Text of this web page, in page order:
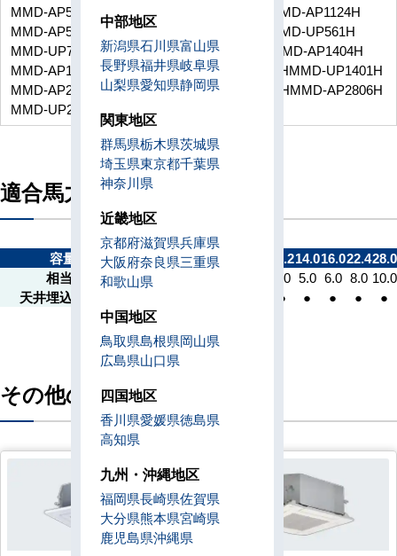
MMD-AP564H MMD-AP714H
MMD-AP1124H
MMD-AP566H
MMD-AP716H
MMD-UP561H
MMD-UP711H
MMD-UP801HMMD-UP901H
MMD-AP1404H
MMD-AP1126HMMD-AP1406HMMD-UP1121HMMD-UP1401H
MMD-AP2244HMMD-AP2804HMMD-AP2246HMMD-AP2806H
MMD-UP2241HMMD-UP2801H
適合馬力
容量kW 4.5 5.6 7.1 11.214.016.022.428.0
相当馬力
1.7 4.0 5.0 6.0 8.0 10.0
天井埋込形ダクト
● ● ● ● ●
その他の機種
中部地区
新潟県石川県富山県
長野県福井県岐阜県
山梨県愛知県静岡県
関東地区
群馬県栃木県茨城県
埼玉県東京都千葉県
神奈川県
近畿地区
京都府滋賀県兵庫県
大阪府奈良県三重県
和歌山県
中国地区
鳥取県島根県岡山県
広島県山口県
四国地区
香川県愛媛県徳島県
高知県
九州・沖縄地区
福岡県長崎県佐賀県
大分県熊本県宮崎県
鹿児島県沖縄県